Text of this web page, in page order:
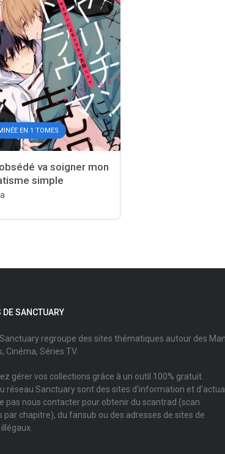
EN 1 TOMES
va soigner mon
simple
DE SANCTUARY
Sanctuary regroupe des sites thématiques autour des
Cinéma, Séries TV.
gérer vos collections grâce à un outil 100% gratuit.
réseau Sanctuary sont des sites d'information et
pas nous contacter pour obtenir du scantrad (scan
par chapitre), du fansub ou des adresses de sites de